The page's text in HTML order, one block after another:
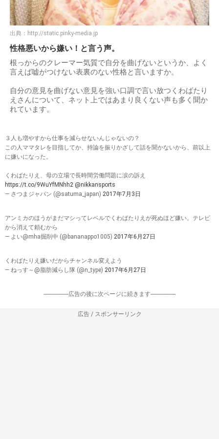
出典： http://static.pinky-media.jp
性格悪いから嫌い！と言う声。
根っからのクレーマー気質で自分を曲げないというか、よく
言えば嘘がつけない表裏のない性格と言いますか。
自分の意見を曲げない意見を強い口調で言い放つくわばたり
えさんについて、ネット上ではあまり良くない声も多く聞か
れています。
３人も増やすから仕事を減らせないんじゃないの？
この人ママタレを目指してか、持論を振りかざして話を聞かないから、前以上
に嫌いになった。
くわばたりえ、母の立場で長時間労働問題に涙の訴え
https://t.co/9WuYfMNhh2 @nikkansports
— さつまジャパン (@satuma_japan) 2017年7月3日
アンミカのほうがまだマシってレベルでくわばたりえが死ぬほど嫌い。テレビ
から消えて頼むから
— よい@mha掘削中 (@bananappo1005) 2017年6月27日
くわばたりえ嫌いだからチャンネル変えよう
— ねっす～@脂肪減らし隊 (@n_type) 2017年6月27日
-----------------広告の後に次ページに続きます-----------------
広告 / スポンサーリンク